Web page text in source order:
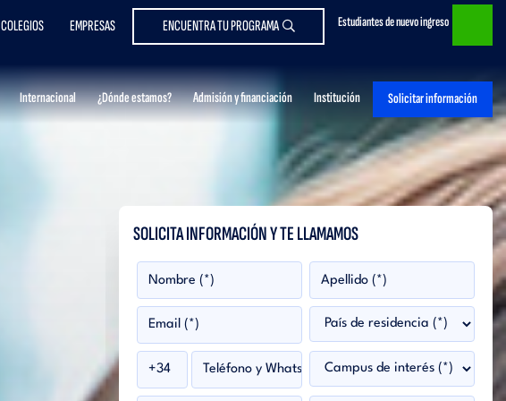
Estudiantes de nuevo ingreso
COLEGIOS EMPRESAS ENCUENTRA TU PROGRAMA
Internacional ¿Dónde estamos? Admisión y financiación Institución Solicitar información
SOLICITA INFORMACIÓN Y TE LLAMAMOS